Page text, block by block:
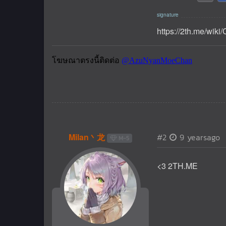
https://2th.me/wiki/
Milan丶龙 #2 9 yearsago
<3 2TH.ME